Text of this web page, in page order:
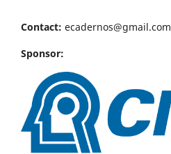
Contact: ecadernos@gmail.com
Sponsor: